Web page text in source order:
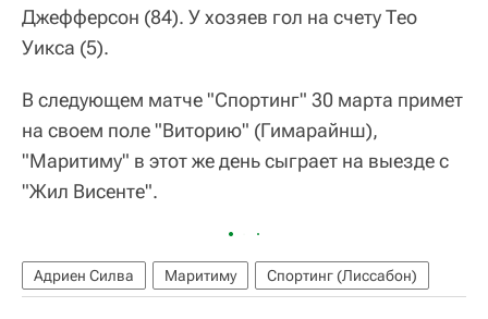
Джефферсон (84). У хозяев гол на счету Тео
Уикса (5).
В следующем матче "Спортинг" 30 марта примет
на своем поле "Виторию" (Гимарайнш),
"Маритиму" в этот же день сыграет на выезде с
"Жил Висенте".
Адриен Силва Маритиму Спортинг (Лиссабон)